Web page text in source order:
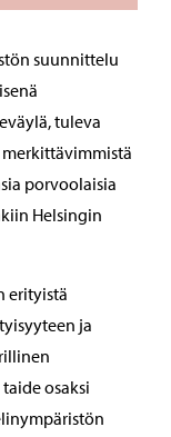
suunnittelu
tuleva
porvoolaisia
Helsingin
erityistä
ja
osaksi